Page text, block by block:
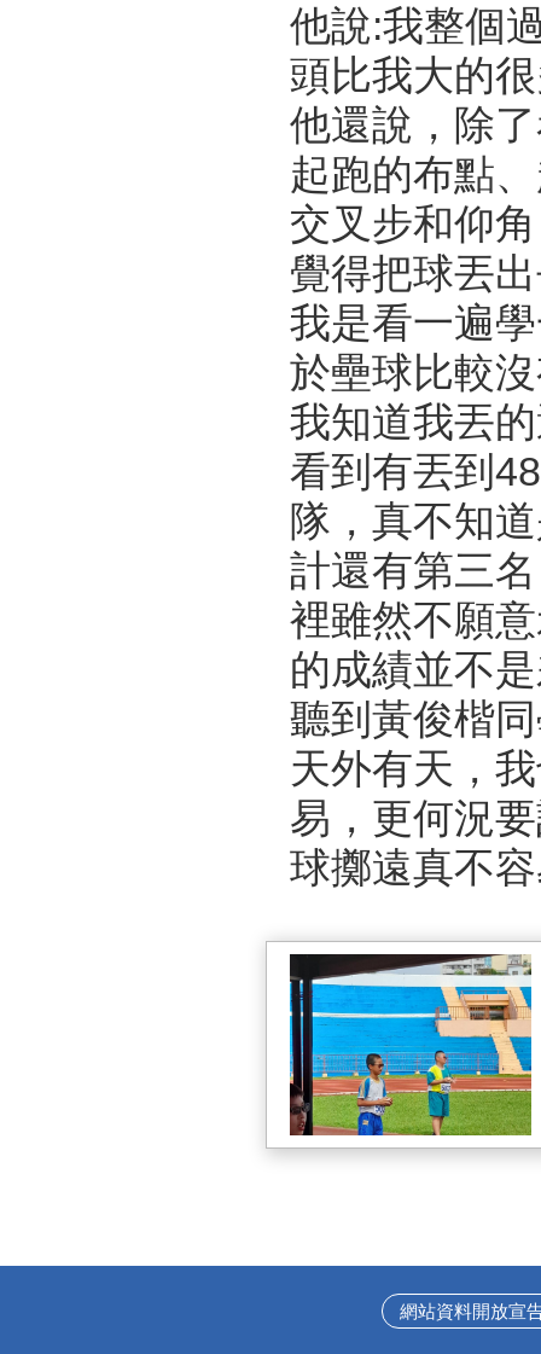
他說:我整個
頭比我大的
他還說，除
起跑的布點
交叉步和仰
覺得把球丟
我是看一遍
於壘球比較
我知道我丟
看到有丟到
隊，真不知
計還有第三
裡雖然不願
的成績並不
聽到黃俊楷
天外有天，
易，更何況
球擲遠真不
網站資料開放宣